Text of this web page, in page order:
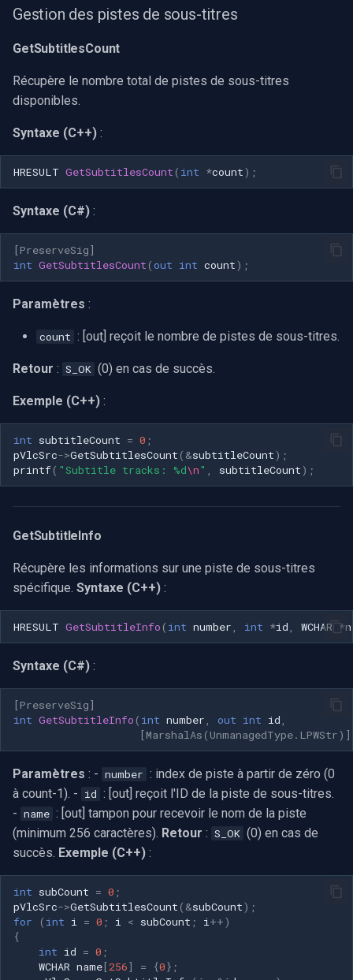
Gestion des pistes de sous-titres
GetSubtitlesCount
Récupère le nombre total de pistes de sous-titres
disponibles.
Syntaxe (C++) :
HRESULT GetSubtitlesCount ( int *count);
Syntaxe (C#) :
[PreserveSig]
int GetSubtitlesCount (out int count);
Paramètres :
count : [out] reçoit le nombre de pistes de sous-titres.
Retour : S_OK (0) en cas de succès.
Exemple (C++) :
int subtitleCount = 0 ;
pVlcSrc->GetSubtitlesCount ( &subtitleCount);
printf( "Subtitle tracks: %d\n" subtitleCount);
GetSubtitleInfo
Récupère les informations sur une piste de sous-titres
spécifique. Syntaxe (C++) :
HRESULT GetSubtitleInfo ( int number int *id WCHAR *
Syntaxe (C#) :
[PreserveSig]
int GetSubtitleInfo ( int number out int id
[MarshalAs(UnmanagedType.LPWStr)]
Paramètres : - number : index de piste à partir de zéro (0
à count-1). - id : [out] reçoit l'ID de la piste de sous-titres.
- name : [out] tampon pour recevoir le nom de la piste
(minimum 256 caractères). Retour : S_OK (0) en cas de
succès. Exemple (C++) :
int subCount = 0 ;
pVlcSrc->GetSubtitlesCount ( &subCount);
for
( int i = 0 ; i < subCount ; i ++)
{
int id = 0 ;
WCHAR name[256] = {0};